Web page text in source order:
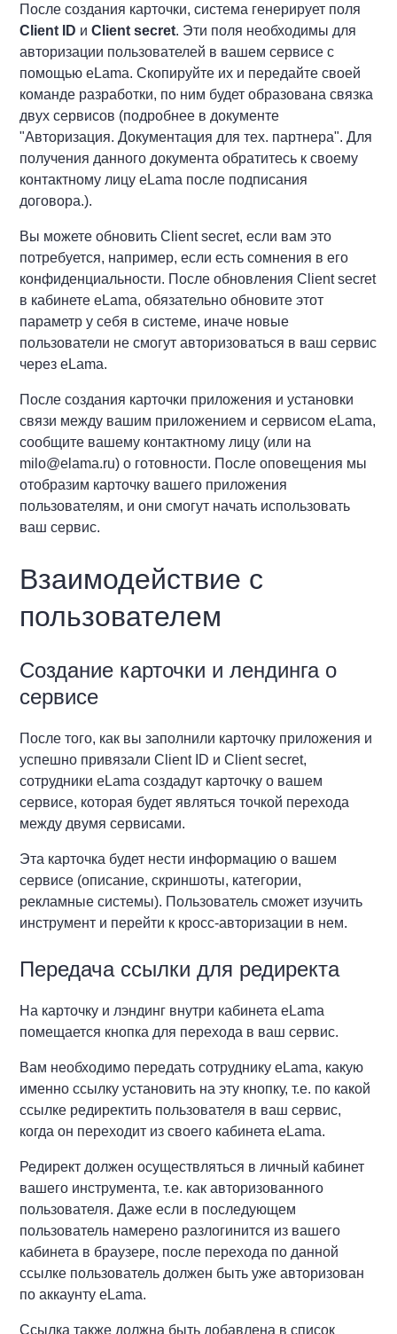
После создания карточки, система генерирует поля
Client ID иClient secret. Эти поля необходимы для
авторизации пользователей в вашем сервисе с
помощью eLama. Скопируйте их и передайте своей
команде разработки, по ним будет образована связка
двух сервисов (подробнее в документе
"Авторизация. Документация для тех. партнера". Для
получения данного документа обратитесь к своему
контактному лицу eLama после подписания
договора.).
Вы можете обновить Client secret, если вам это
потребуется, например, если есть сомнения в его
конфиденциальности. После обновления Client secret
в кабинете eLama, обязательно обновите этот
параметр у себя в системе, иначе новые
пользователи не смогут авторизоваться в ваш сервис
через eLama.
После создания карточки приложения и установки
связи между вашим приложением и сервисом eLama,
сообщите вашему контактному лицу (или на
milo@elama.ru) о готовности. После оповещения мы
отобразим карточку вашего приложения
пользователям, и они смогут начать использовать
ваш сервис.
Взаимодействие с
пользователем
Создание карточки и лендинга о
сервисе
После того, как вы заполнили карточку приложения и
успешно привязали Client ID и Client secret,
сотрудники eLama создадут карточку о вашем
сервисе, которая будет являться точкой перехода
между двумя сервисами.
Эта карточка будет нести информацию о вашем
сервисе (описание, скриншоты, категории,
рекламные системы). Пользователь сможет изучить
инструмент и перейти к кросс-авторизации в нем.
Передача ссылки для редиректа
На карточку и лэндинг внутри кабинета eLama
помещается кнопка для перехода в ваш сервис.
Вам необходимо передать сотруднику eLama, какую
именно ссылку установить на эту кнопку, т.е. по какой
ссылке редиректить пользователя в ваш сервис,
когда он переходит из своего кабинета eLama.
Редирект должен осуществляться в личный кабинет
вашего инструмента, т.е. как авторизованного
пользователя. Даже если в последующем
пользователь намерено разлогинится из вашего
кабинета в браузере, после перехода по данной
ссылке пользователь должен быть уже авторизован
по аккаунту eLama.
Ссылка также должна быть добавлена в список